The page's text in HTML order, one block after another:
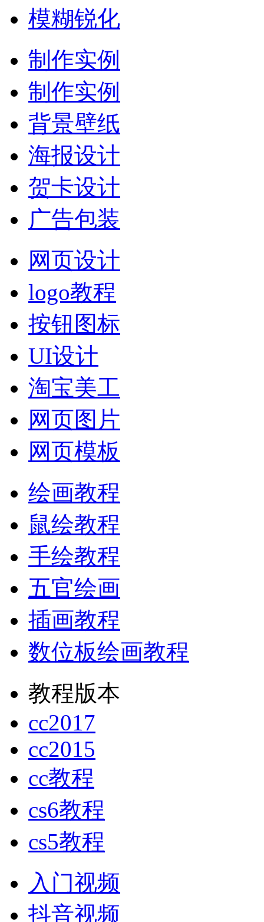
模糊锐化
制作实例
制作实例
背景壁纸
海报设计
贺卡设计
广告包装
网页设计
logo教程
按钮图标
UI设计
淘宝美工
网页图片
网页模板
绘画教程
鼠绘教程
手绘教程
五官绘画
插画教程
数位板绘画教程
教程版本
cc2017
cc2015
cc教程
cs6教程
cs5教程
入门视频
抖音视频